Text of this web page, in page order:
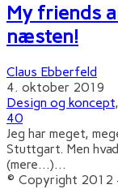
My friends
næsten!
Claus Ebberfeld
4. oktober 2019
Design og koncept,
40
Jeg har meget,
Stuttgart. Men
(mere…)...
© Copyright 2012